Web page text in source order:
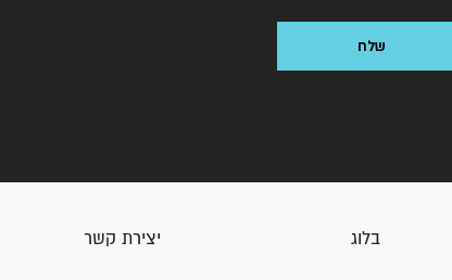
בלוג יצירת קשר